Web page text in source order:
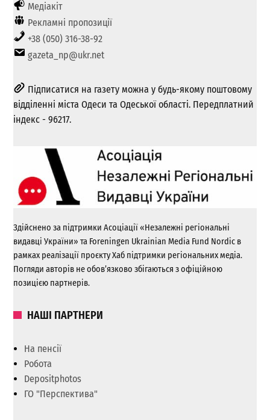
Медіакіт
Рекламні пропозиції
+38 (050) 316-38-92
gazeta_np@ukr.net
Підписатися на газету можна у будь-якому поштовому
відділенні міста Одеси та Одеської області. Передплатний
індекс - 96217.
Здійснено за підтримки Асоціації «Незалежні регіональні
видавці України» та Foreningen Ukrainian Media Fund Nordic в
рамках реалізації проєкту Хаб підтримки регіональних медіа.
Погляди авторів не обов’язково збігаються з офіційною
позицією партнерів.
НАШІ ПАРТНЕРИ
На пенсії
Робота
Depositphotos
ГО "Перспектива"